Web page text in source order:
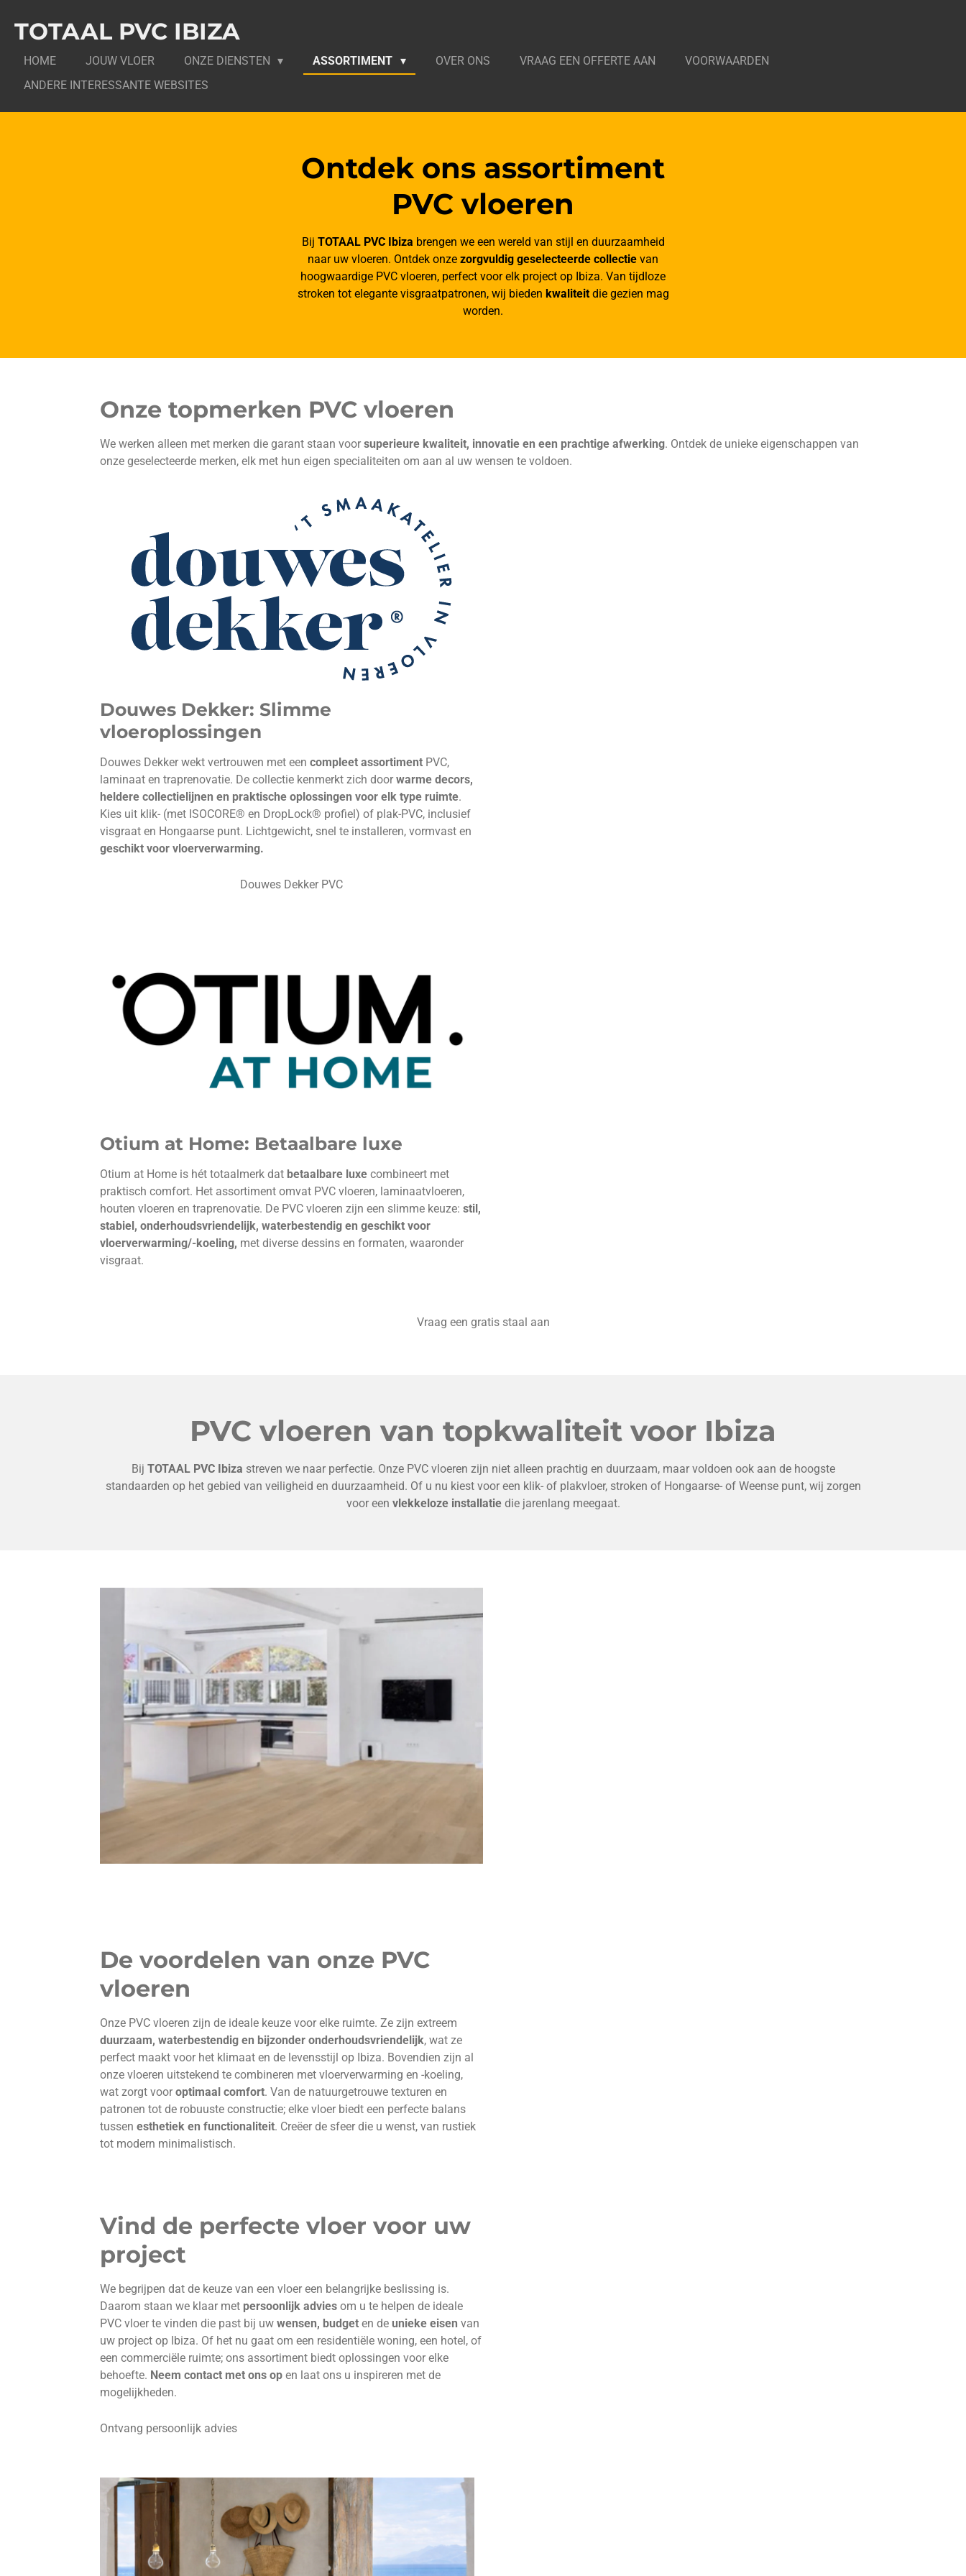
direct
hoofdinhoud
TOTAAL PVC IBIZA
HOME JOUW VLOER ONZE DIENSTEN ASSORTIMENT OVER ONS VRAAG EEN OFFERTE AAN
VOORWAARDEN
ANDERE INTERESSANTE WEBSITES
Ontdek ons assortiment
PVC vloeren
Bij TOTAAL PVC Ibiza brengen we een wereld van stijl en duurzaamheid
naar uw vloeren. Ontdek onze zorgvuldig geselecteerde collectie van
hoogwaardige PVC vloeren, perfect voor elk project op Ibiza. Van tijdloze
stroken tot elegante visgraatpatronen, wij bieden kwaliteitdie gezien mag
worden.
Onze topmerken PVC vloeren
We werken alleen met merken die garant staan voorsuperieure kwaliteit, innovatie en een prachtige afwerking. Ontdek de unieke eigenschappen van
onze geselecteerde merken, elk met hun eigen specialiteiten om aan al uw wensen te voldoen.
Douwes Dekker: Slimme
vloeroplossingen
Douwes Dekker wekt vertrouwen met een compleet assortiment PVC,
laminaat en traprenovatie. De collectie kenmerkt zich doorwarme decors,
heldere collectielijnen en praktische oplossingen voor elk type ruimte.
Kies uit klik- (met ISOCORE® en DropLock® profiel) of plak-PVC, inclusief
visgraat en Hongaarse punt. Lichtgewicht, snel te installeren, vormvast en
geschikt voor vloerverwarming.
Douwes Dekker PVC
Otium at Home: Betaalbare luxe
Otium at Home is hét totaalmerk dat betaalbare luxe combineert met
praktisch comfort. Het assortiment omvat PVC vloeren, laminaatvloeren,
houten vloeren en traprenovatie. De PVC vloeren zijn een slimme keuze: stil,
stabiel, onderhoudsvriendelijk, waterbestendig en geschikt voor
vloerverwarming/-koeling, met diverse dessins en formaten, waaronder
visgraat.
Vraag een gratis staal aan
PVC vloeren van topkwaliteit voor Ibiza
Bij TOTAAL PVC Ibiza streven we naar perfectie. Onze PVC vloeren zijn niet alleen prachtig en duurzaam, maar voldoen ook aan de hoogste
standaarden op het gebied van veiligheid en duurzaamheid. Of u nu kiest voor een klik- of plakvloer, stroken of Hongaarse- of Weense punt, wij zorgen
voor een vlekkeloze installatiedie jarenlang meegaat.
De voordelen van onze PVC
vloeren
Onze PVC vloeren zijn de ideale keuze voor elke ruimte. Ze zijn extreem
duurzaam, waterbestendig en bijzonder onderhoudsvriendelijk, wat ze
perfect maakt voor het klimaat en de levensstijl op Ibiza. Bovendien zijn al
onze vloeren uitstekend te combineren met vloerverwarming en -koeling,
wat zorgt vooroptimaal comfort. Van de natuurgetrouwe texturen en
patronen tot de robuuste constructie; elke vloer biedt een perfecte balans
tussen esthetiek en functionaliteit. Creëer de sfeer die u wenst, van rustiek
tot modern minimalistisch.
Vind de perfecte vloer voor uw
project
We begrijpen dat de keuze van een vloer een belangrijke beslissing is.
Daarom staan we klaar met persoonlijk advies om u te helpen de ideale
PVC vloer te vinden die past bij uw wensen, budget en de unieke eisen van
uw project op Ibiza. Of het nu gaat om een residentiële woning, een hotel, of
een commerciële ruimte; ons assortiment biedt oplossingen voor elke
behoefte. Neem contact met ons op en laat ons u inspireren met de
mogelijkheden.
Ontvang persoonlijk advies